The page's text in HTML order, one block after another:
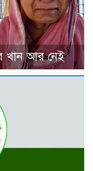
খান আর নেই